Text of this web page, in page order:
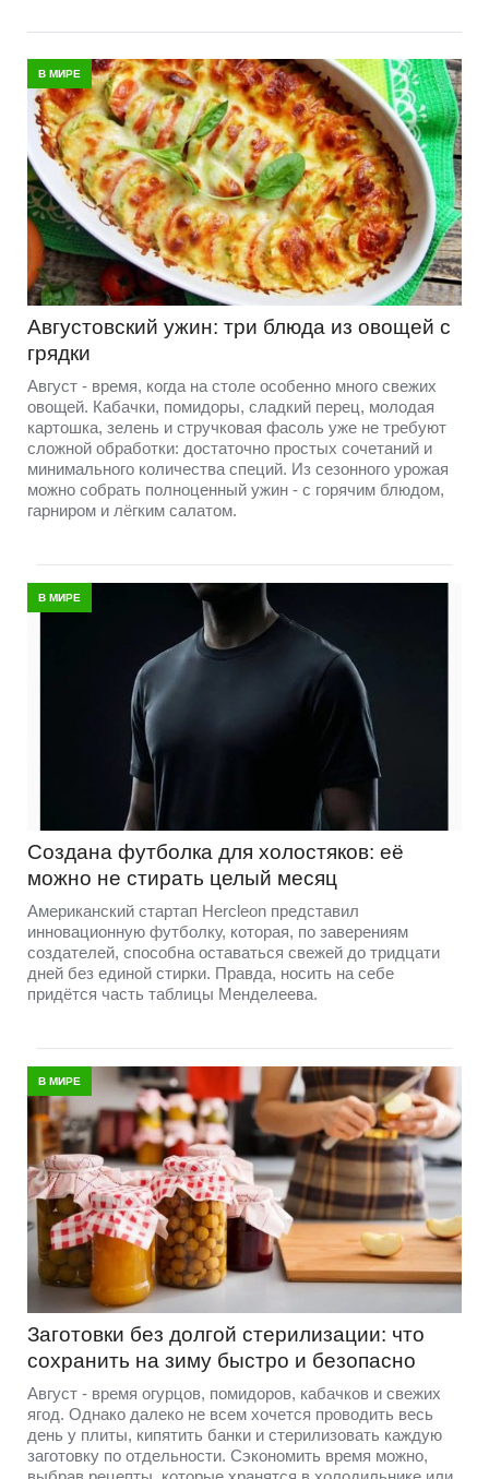
В МИРЕ
Августовский ужин: три блюда из овощей с
грядки
Август - время, когда на столе особенно много свежих
овощей. Кабачки, помидоры, сладкий перец, молодая
картошка, зелень и стручковая фасоль уже не требуют
сложной обработки: достаточно простых сочетаний и
минимального количества специй. Из сезонного урожая
можно собрать полноценный ужин - с горячим блюдом,
гарниром и лёгким салатом.
В МИРЕ
Создана футболка для холостяков: её
можно не стирать целый месяц
Американский стартап Hercleon представил
инновационную футболку, которая, по заверениям
создателей, способна оставаться свежей до тридцати
дней без единой стирки. Правда, носить на себе
придётся часть таблицы Менделеева.
В МИРЕ
Заготовки без долгой стерилизации: что
сохранить на зиму быстро и безопасно
Август - время огурцов, помидоров, кабачков и свежих
ягод. Однако далеко не всем хочется проводить весь
день у плиты, кипятить банки и стерилизовать каждую
заготовку по отдельности. Сэкономить время можно,